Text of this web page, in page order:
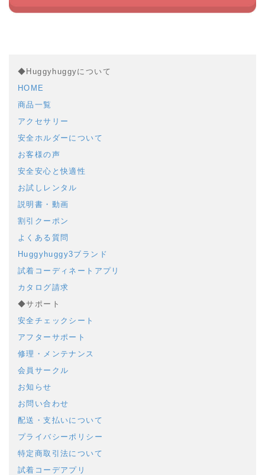
◆Huggyhuggyについて
HOME
商品一覧
アクセサリー
安全ホルダーについて
お客様の声
安全安心と快適性
お試しレンタル
説明書・動画
割引クーポン
よくある質問
Huggyhuggy3ブランド
試着コーディネートアプリ
カタログ請求
◆サポート
安全チェックシート
アフターサポート
修理・メンテナンス
会員サークル
お知らせ
お問い合わせ
配送・支払いについて
プライバシーポリシー
特定商取引法について
試着コーデアプリ